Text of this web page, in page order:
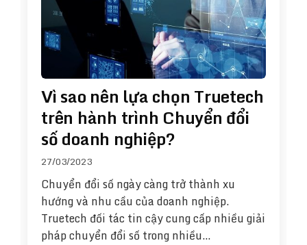
Vì sao nên lựa chọn Truetech
trên hành trình Chuyển đổi
số doanh nghiệp?
27/03/2023
Chuyển đổi số ngày càng trở thành xu
hướng và nhu cầu của doanh nghiệp.
Truetech đối tác tin cậy cung cấp nhiều giải
pháp chuyển đổi số trong nhiều…